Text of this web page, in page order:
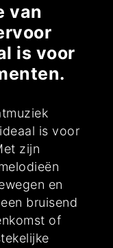
van
is voor
is voor
zijn
en
bruisend
of